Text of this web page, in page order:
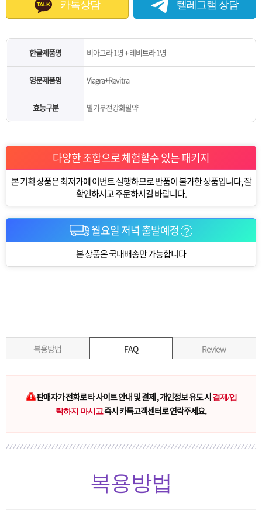
카톡상담 텔레그램 상담
한글제품명 비아그라 1병 + 레비트라 1병
영문제품명 Viagra+Revitra
효능구분 발기부전강화알약
다양한 조합으로 체험할수 있는 패키지
본 기획 상품은 최저가에 이번트 실행하므로 반품이 불가한 상품입니다, 잘
확인하시고 주문하시길 바랍니다.
월요일 저녁 출발예정
본 상품은 국내배송만 가능합니다
복용방법 FAQ Review
판매자가 전화로 타 사이트 안내 및 결제 , 개인정보 유도 시 결제/입
력하지 마시고즉시 카톡고객센터로 연락주세요.
복용방법